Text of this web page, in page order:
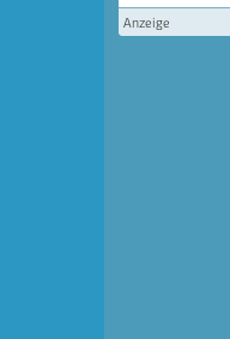
Anzeige